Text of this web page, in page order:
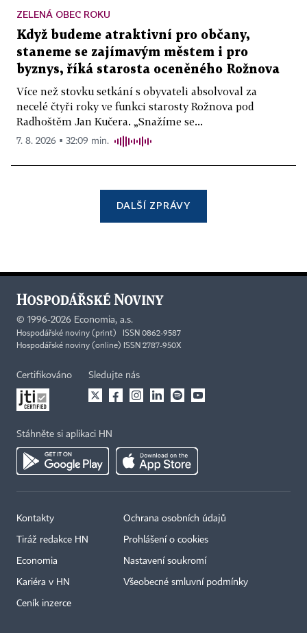
ZELENÁ OBEC ROKU
Když budeme atraktivní pro občany,
staneme se zajímavým městem i pro
byznys, říká starosta oceněného Rožnova
Více než stovku setkání s obyvateli absolvoval za
necelé čtyři roky ve funkci starosty Rožnova pod
Radhoštěm Jan Kučera. „Snažíme se...
7. 8. 2026 ▪ 32:09 min.
DALŠÍ ZPRÁVY
© 1996-2026 Economia, a.s.
Hospodářské noviny (print) ISSN 0862-9587
Hospodářské noviny (online) ISSN 2787-950X
Certifikováno Sledujte nás
Stáhněte si aplikaci HN
Kontakty
Tiráž redakce HN
Economia
Kariéra v HN
Ceník inzerce
Ochrana osobních údajů
Prohlášení o cookies
Nastavení soukromí
Všeobecné smluvní podmínky